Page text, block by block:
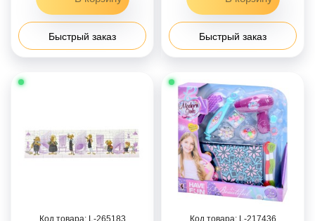
Быстрый заказ Быстрый заказ
265183 217436